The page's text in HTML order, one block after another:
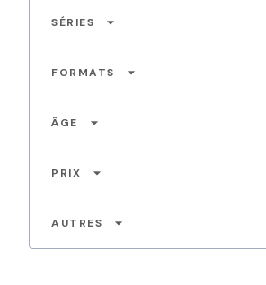
SÉRIES arrow_drop_down
FORMATS arrow_drop_down
ÂGE arrow_drop_down
PRIX arrow_drop_down
AUTRES arrow_drop_down